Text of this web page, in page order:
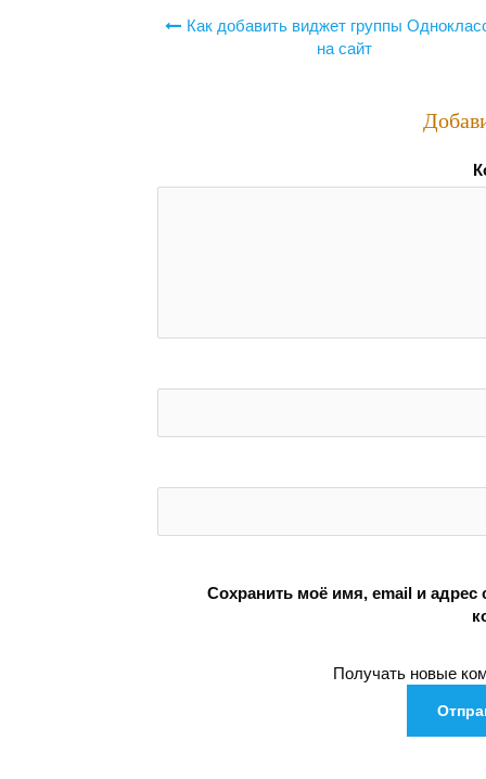
Навигация
Как добавить виджет группы
на сайт
Сохранить моё имя, email и
Получать новые